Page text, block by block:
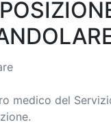
medico del